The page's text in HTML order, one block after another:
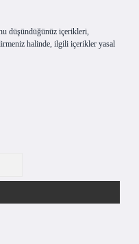
düşündüğünüz içerikleri,
halinde, ilgili içerikler yasal